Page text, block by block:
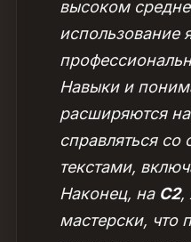
высоком
использование
Навыки и
расширяются на
справляться
текстами,
Наконец, на C2,
мастерски, что